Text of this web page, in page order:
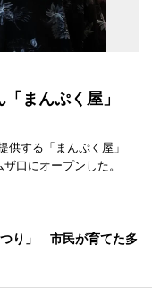
「まんぷく屋」
する「まんぷく屋」
口にオープンした。
り」 市民が育てた多